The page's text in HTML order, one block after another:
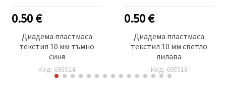
0.50 €
Диадема пластмаса
текстил 10 мм тъмно
синя
Код: 695524
0.50 €
Диадема пластмаса
текстил 10 мм светло
лилава
Код: 695518